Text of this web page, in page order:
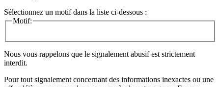
Sélectionnez un motif dans la liste ci-dessous :
Motif:
Nous vous rappelons que le signalement abusif est strictement
interdit.
Pour tout signalement concernant des informations inexactes ou une